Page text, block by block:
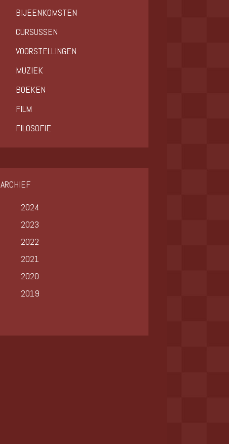
BIJEENKOMSTEN
CURSUSSEN
VOORSTELLINGEN
MUZIEK
BOEKEN
FILM
FILOSOFIE
ARCHIEF
2024
2023
2022
2021
2020
2019